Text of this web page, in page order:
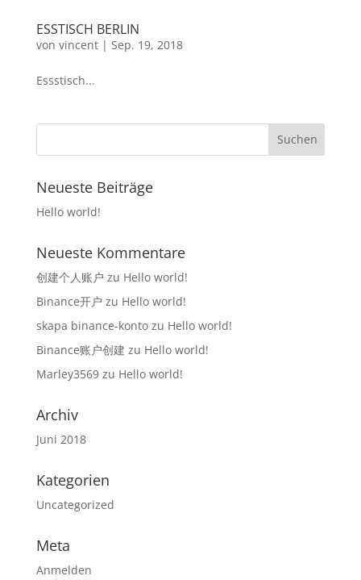
ESSTISCH BERLIN
von vincent| Sep. 19, 2018
Essstisch...
Neueste Beiträge
Hello world!
Neueste Kommentare
创建个人账户 zu Hello world!
Binance开户 zu Hello world!
skapa binance-kontozu Hello world!
Binance账户创建 zu Hello world!
Marley3569zu Hello world!
Archiv
Juni 2018
Kategorien
Uncategorized
Meta
Anmelden